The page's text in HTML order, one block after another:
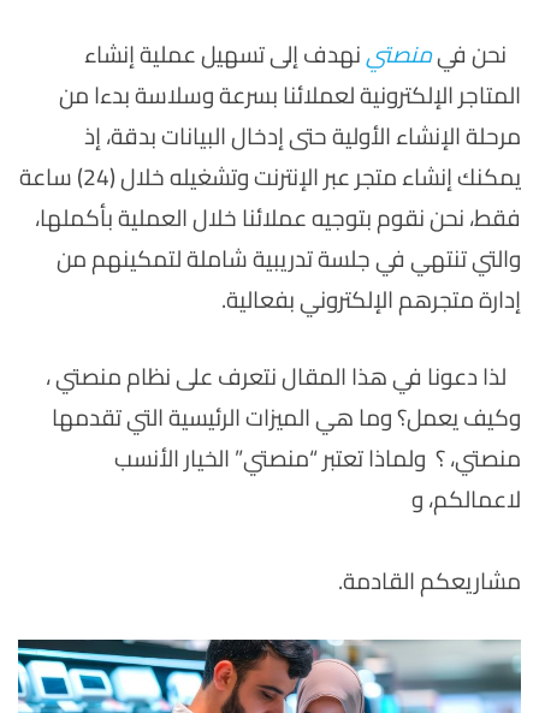
نحن فيمنصتينهدف إلى تسهيل عملية إنشاء
المتاجر الإلكترونية لعملائنا بسرعة وسلاسة بدءا من
مرحلة الإنشاء الأولية حتى إدخال البيانات بدقة، إذ
يمكنك إنشاء متجر عبر الإنترنت وتشغيله خلال (24) ساعة
فقط، نحن نقوم بتوجيه عملائنا خلال العملية بأكملها،
والتي تنتهي في جلسة تدريبية شاملة لتمكينهم من
إدارة متجرهم الإلكتروني بفعالية.
لذا دعونا في هذا المقال نتعرف على نظام منصتي ،
وكيف يعمل؟ وما هي الميزات الرئيسية التي تقدمها
منصتي، ؟ ولماذا تعتبر “منصتي” الخيار الأنسب
لاعمالكم، و
مشاريعكم القادمة.